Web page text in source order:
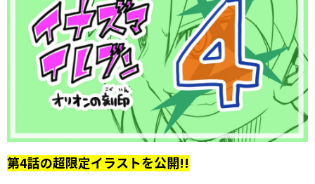
第4話の超限定イラストを公開!!